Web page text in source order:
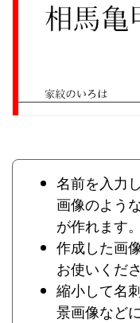
名前を入力
画像のよう
が作れます。
作成した画
お使いくださ
縮小して名
景画像など